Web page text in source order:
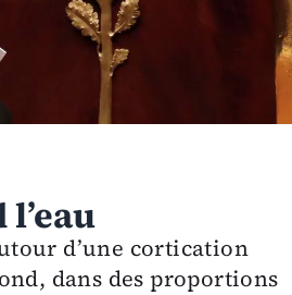
d’une cortication
dans des proportions